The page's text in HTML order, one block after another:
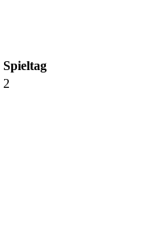
Spieltag
2